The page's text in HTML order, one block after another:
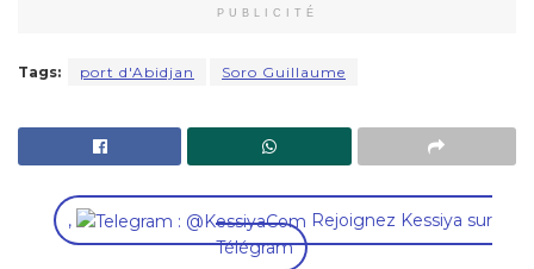
PUBLICITÉ
Tags: port d'Abidjan Soro Guillaume
,
Rejoignez Kessiya sur
Télégram